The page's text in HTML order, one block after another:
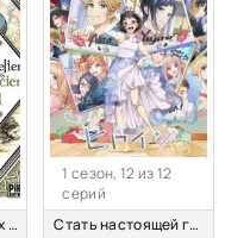
Ателье колдовских колпаков
1 сезон, 12 из 12
серий
Стать настоящей героиней! Непопулярная героиня и секретное задание